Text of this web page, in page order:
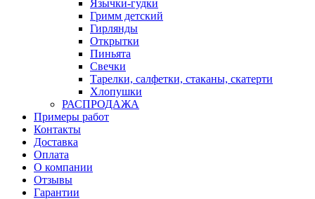
Язычки-гудки
Гримм детский
Гирлянды
Открытки
Пиньята
Свечки
Тарелки, салфетки, стаканы, скатерти
Хлопушки
РАСПРОДАЖА
Примеры работ
Контакты
Доставка
Оплата
О компании
Отзывы
Гарантии